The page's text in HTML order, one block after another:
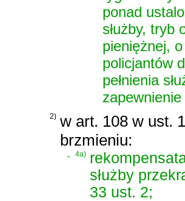
ponad
służby, tryb
pieniężnej,
policjantów
pełnienia
2) w art. 108 w ust.
brzmieniu:
„ 4a)
służby
33 ust. 2;